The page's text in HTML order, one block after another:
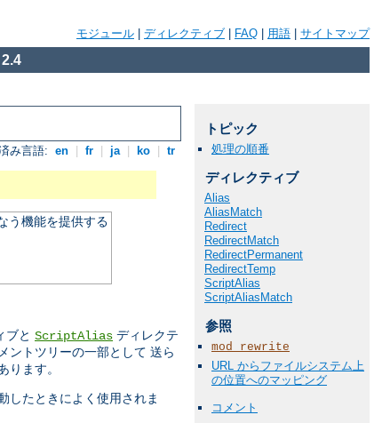
モジュール ディレクティブ FAQ 用語 サイトマップ
み言語: en fr ja ko tr
う機能を提供する
ブと ScriptAlias ディレクテ
ントツリーの一部として 送ら
ります。
したときによく使用されま
トピック
処理の順番
ディレクティブ
Alias
AliasMatch
Redirect
RedirectMatch
RedirectPermanent
RedirectTemp
ScriptAlias
ScriptAliasMatch
参照
mod_rewrite
URL からファイルシステム上
の位置へのマッピング
コメント